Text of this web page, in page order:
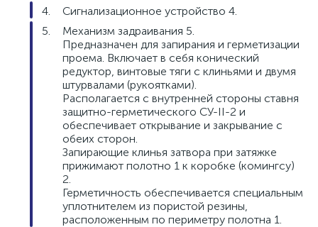
Сигнализационное устройство 4.
Механизм задраивания 5.
Предназначен для запирания и герметизации
проема. Включает в себя конический
редуктор, винтовые тяги с клиньями и двумя
штурвалами (рукоятками).
Располагается с внутренней стороны ставня
защитно-герметического СУ-II-2 и
обеспечивает открывание и закрывание с
обеих сторон.
Запирающие клинья затвора при затяжке
прижимают полотно 1 к коробке (комингсу)
2.
Герметичность обеспечивается специальным
уплотнителем из пористой резины,
расположенным по периметру полотна 1.